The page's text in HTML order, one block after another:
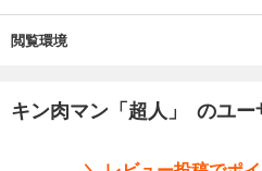
閲覧環境
キン肉マン「超人」 のユー